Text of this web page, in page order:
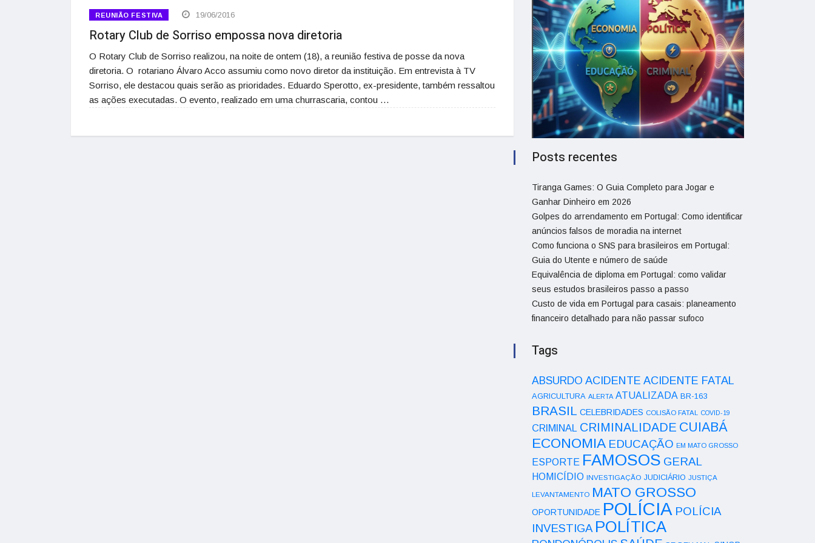
REUNIÃO FESTIVA 19/06/2016
Rotary Club de Sorriso empossa nova diretoria
O Rotary Club de Sorriso realizou, na noite de ontem (18), a reunião festiva de posse da nova
diretoria. O rotariano Álvaro Acco assumiu como novo diretor da instituição. Em entrevista à TV
Sorriso, ele destacou quais serão as prioridades. Eduardo Sperotto, ex-presidente, também ressaltou
as ações executadas. O evento, realizado em uma churrascaria, contou …
Posts recentes
Tiranga Games: O Guia Completo para Jogar e
Ganhar Dinheiro em 2026
Golpes do arrendamento em Portugal: Como identificar
anúncios falsos de moradia na internet
Como funciona o SNS para brasileiros em Portugal:
Guia do Utente e número de saúde
Equivalência de diploma em Portugal: como validar
seus estudos brasileiros passo a passo
Custo de vida em Portugal para casais: planeamento
financeiro detalhado para não passar sufoco
Tags
ABSURDO ACIDENTE ACIDENTE FATAL
AGRICULTURA ALERTA ATUALIZADA BR-163
BRASIL CELEBRIDADES COLISÃO FATAL COVID-19
CRIMINAL CRIMINALIDADE CUIABÁ
ECONOMIA EDUCAÇÃO EM MATO GROSSO
ESPORTE FAMOSOS GERAL
HOMICÍDIO INVESTIGAÇÃO JUDICIÁRIO JUSTIÇA
LEVANTAMENTO MATO GROSSO
OPORTUNIDADE POLÍCIA POLÍCIA
INVESTIGA POLÍTICA